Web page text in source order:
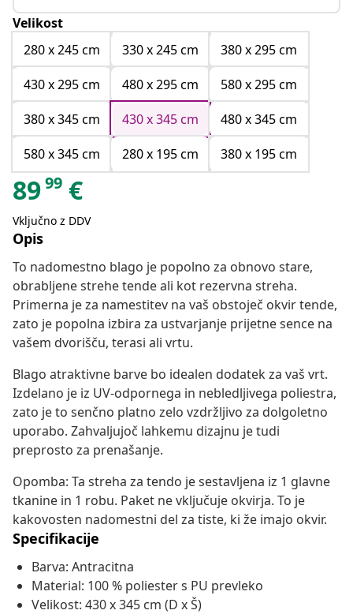
Velikost
280 x 245 cm
330 x 245 cm
380 x 295 cm
430 x 295 cm
480 x 295 cm
580 x 295 cm
380 x 345 cm
430 x 345 cm
480 x 345 cm
580 x 345 cm
280 x 195 cm 380 x 195 cm
8999 €
Vključno z DDV
Opis
To nadomestno blago je popolno za obnovo stare,
obrabljene strehe tende ali kot rezervna streha.
Primerna je za namestitev na vaš obstoječ okvir tende,
zato je popolna izbira za ustvarjanje prijetne sence na
vašem dvorišču, terasi ali vrtu.
Blago atraktivne barve bo idealen dodatek za vaš vrt.
Izdelano je iz UV-odpornega in nebledljivega poliestra,
zato je to senčno platno zelo vzdržljivo za dolgoletno
uporabo. Zahvaljujoč lahkemu dizajnu je tudi
preprosto za prenašanje.
Opomba: Ta streha za tendo je sestavljena iz 1 glavne
tkanine in 1 robu. Paket ne vključuje okvirja. To je
kakovosten nadomestni del za tiste, ki že imajo okvir.
Specifikacije
Barva: Antracitna
Material: 100 % poliester s PU prevleko
Velikost: 430 x 345 cm (D x Š)